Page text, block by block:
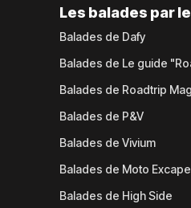
Les balades par
Balades de Dafy
Balades de Le guide
Balades de Roadtrip
Balades de P&V
Balades de Vivium
Balades de Moto Excape
Balades de High Side